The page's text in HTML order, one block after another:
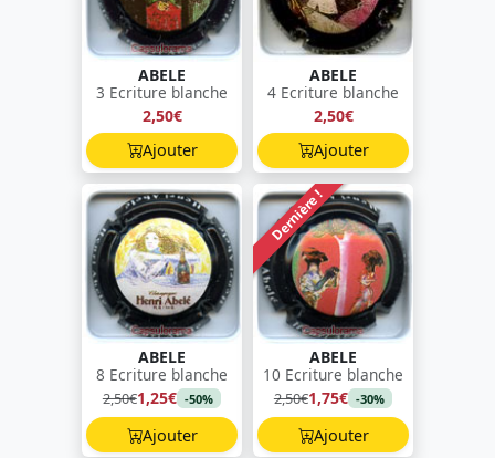
ABELE
3 Ecriture blanche
2,50€
Ajouter
ABELE
4 Ecriture blanche
2,50€
Ajouter
ABELE
8 Ecriture blanche
2,50€1,25€ -50%
Ajouter
Dernière !
ABELE
10 Ecriture blanche
2,50€1,75€ -30%
Ajouter